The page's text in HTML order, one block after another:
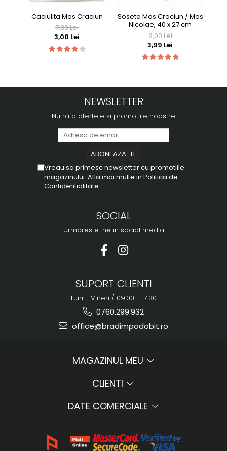
Caciulita Mos Craciun
7,00 Lei
3,00 Lei
Soseta Mos Craciun / Mos
Nicolae, 40 x 27 cm
8,00 Lei
3,99 Lei
NEWSLETTER
Nu rata ofertele si promotiile noastre
Vreau sa primesc newsletter cu promotiile
magazinului. Afla mai multe in Politica de
Confidentialitate
SOCIAL
Urmareste-ne in social media
SUPORT CLIENTI
Luni - Vineri / 09:00 - 17:30
0760.299.932
office@bradimpodobit.ro
MAGAZINUL MEU
CLIENTI
DATE COMERCIALE